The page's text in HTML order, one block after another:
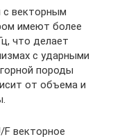
с векторным
имеют более
что делает
с ударными
породы
от объема и
F векторное